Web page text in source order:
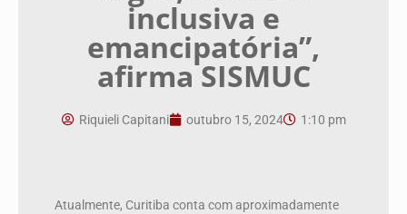
inclusiva e
emancipatória”,
afirma SISMUC
Riquieli Capitani outubro 15, 2024 1:10 pm
Atualmente, Curitiba conta com aproximadamente